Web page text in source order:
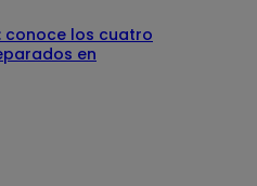
conoce los cuatro
en